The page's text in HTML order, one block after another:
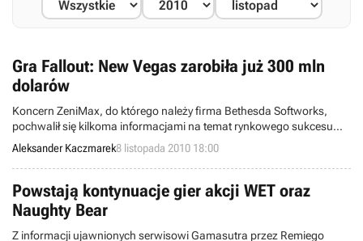
Gra Fallout: New Vegas zarobiła już 300 mln
dolarów
Koncern ZeniMax, do którego należy firma Bethesda Softworks,
pochwalił się kilkoma informacjami na temat rynkowego sukcesu
najnowszej odsłony serii Fallout. Rozesłany do sklepów nakład gry
Fallout: New Vegas sięgnął już 5 mln egzemplarzy. Dokładne dane o
wielkości sprzedaży nie zostały ujawnione, ale według ustaleń
serwisu MCV, dzieło studia Obsidian Entertainment zarobiło ponad
300 mln dolarów.
Aleksander Kaczmarek8 listopada 2010 18:00
Powstają kontynuacje gier akcji WET oraz
Naughty Bear
Z informacji ujawnionych serwisowi Gamasutra przez Remiego